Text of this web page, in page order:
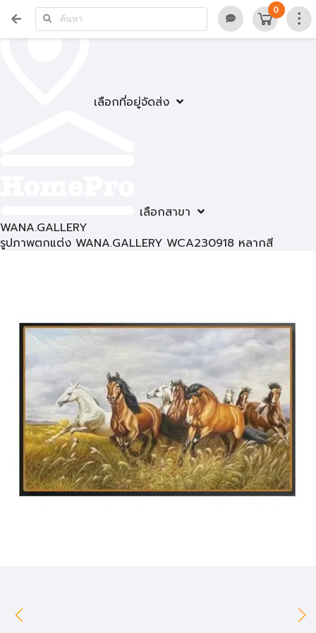
เลือกที่อยู่จัดส่ง
เลือกสาขา
0
WANA.GALLERY
รูปภาพตกแต่ง WANA.GALLERY WCA230918 หลากสี